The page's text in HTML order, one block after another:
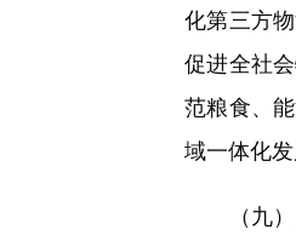
化第三方
促进全社
范粮食、
域一体化
（九）完